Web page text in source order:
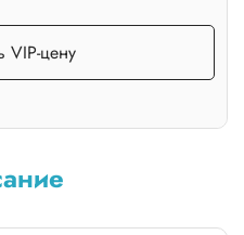
VIP-цену